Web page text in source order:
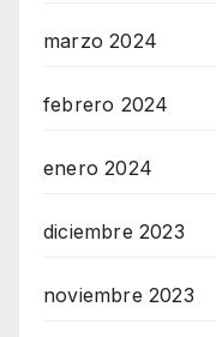
marzo 2024
febrero 2024
enero 2024
diciembre 2023
noviembre 2023